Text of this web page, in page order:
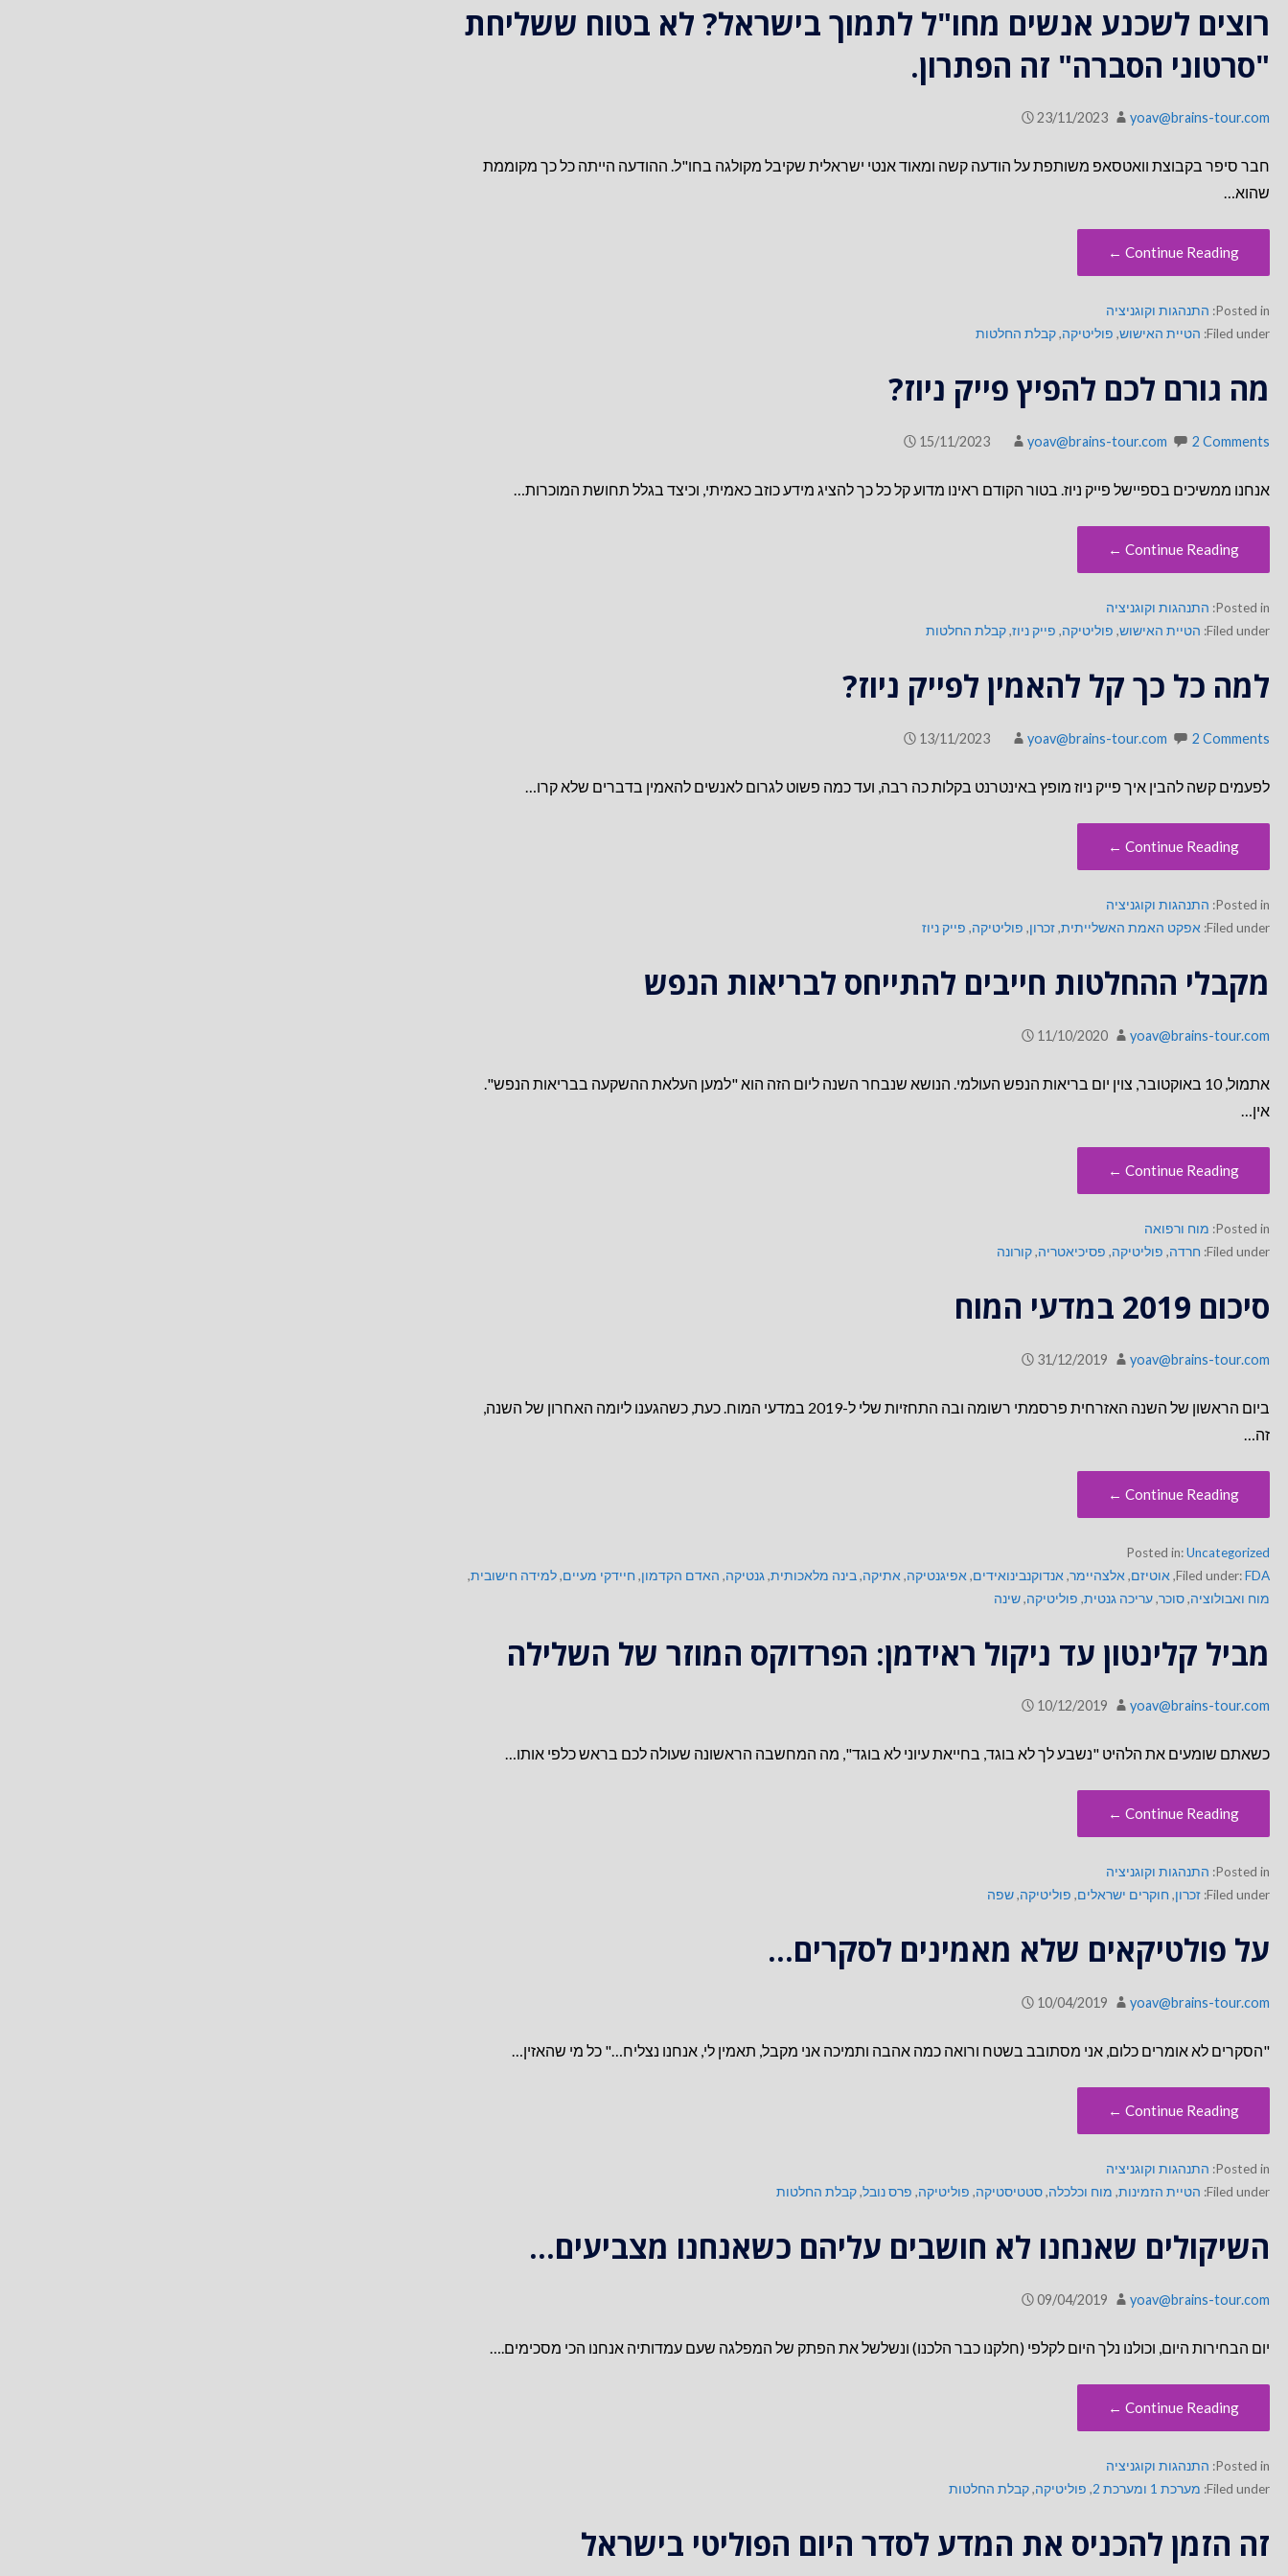
רוצים לשכנע אנשים מחו"ל לתמוך בישראל? לא בטוח ששליחת
"סרטוני הסברה" זה הפתרון.
23/11/2023 yoav@brains-tour.com
חבר סיפר בקבוצת וואטסאפ משותפת על הודעה קשה ומאוד אנטי ישראלית שקיבל מקולגה בחו"ל. ההודעה הייתה כל כך מקוממת
שהוא…
Continue Reading ←
Posted in: התנהגות וקוגניציה
Filed under: הטיית האישוש, פוליטיקה,קבלת החלטות
מה גורם לכם להפיץ פייק ניוז?
15/11/2023 yoav@brains-tour.com 2 Comments
אנחנו ממשיכים בספיישל פייק ניוז. בטור הקודם ראינו מדוע קל כל כך להציג מידע כוזב כאמיתי, וכיצד בגלל תחושת המוכרות…
Continue Reading ←
Posted in: התנהגות וקוגניציה
Filed under: הטיית האישוש, פוליטיקה, פייק ניוז,קבלת החלטות
למה כל כך קל להאמין לפייק ניוז?
13/11/2023 yoav@brains-tour.com 2 Comments
לפעמים קשה להבין איך פייק ניוז מופץ באינטרנט בקלות כה רבה, ועד כמה פשוט לגרום לאנשים להאמין בדברים שלא קרו…
Continue Reading ←
Posted in: התנהגות וקוגניציה
Filed under: אפקט האמת האשלייתית,זכרון, פוליטיקה, פייק ניוז
מקבלי ההחלטות חייבים להתייחס לבריאות הנפש
11/10/2020 yoav@brains-tour.com
אתמול, 10 באוקטובר, צוין יום בריאות הנפש העולמי. הנושא שנבחר השנה ליום הזה הוא "למען העלאת ההשקעה בבריאות הנפש".
אין…
Continue Reading ←
Posted in: מוח ורפואה
Filed under: חרדה, פוליטיקה, פסיכיאטריה,קורונה
סיכום 2019 במדעי המוח
31/12/2019 yoav@brains-tour.com
ביום הראשון של השנה האזרחית פרסמתי רשומה ובה התחזיות שלי ל-2019 במדעי המוח. כעת, כשהגענו ליומה האחרון של השנה,
זה…
Continue Reading ←
Posted in:Uncategorized
Filed under:FDA
, אוטיזם, אלצהיימר, אנדוקנבינואידים, אפיגנטיקה, אתיקה,בינה מלאכותית,גנטיקה, האדם הקדמון, חיידקי מעיים,למידה חישובית,
מוח ואבולוציה,סוכר,עריכה גנטית, פוליטיקה,שינה
מביל קלינטון עד ניקול ראידמן: הפרדוקס המוזר של השלילה
10/12/2019 yoav@brains-tour.com
כשאתם שומעים את הלהיט "נשבע לך לא בוגד, בחייאת עיוני לא בוגד", מה המחשבה הראשונה שעולה לכם בראש כלפי אותו…
Continue Reading ←
Posted in: התנהגות וקוגניציה
Filed under: זכרון, חוקרים ישראלים, פוליטיקה,שפה
על פולטיקאים שלא מאמינים לסקרים…
10/04/2019 yoav@brains-tour.com
"הסקרים לא אומרים כלום, אני מסתובב בשטח ורואה כמה אהבה ותמיכה אני מקבל, תאמין לי, אנחנו נצליח…" כל מי שהאזין…
Continue Reading ←
Posted in: התנהגות וקוגניציה
Filed under: הטיית הזמינות, מוח וכלכלה,סטטיסטיקה, פוליטיקה, פרס נובל,קבלת החלטות
השיקולים שאנחנו לא חושבים עליהם כשאנחנו מצביעים…
09/04/2019 yoav@brains-tour.com
יום הבחירות היום, וכולנו נלך היום לקלפי (חלקנו כבר הלכנו) ונשלשל את הפתק של המפלגה שעם עמדותיה אנחנו הכי מסכימים.…
Continue Reading ←
Posted in: התנהגות וקוגניציה
Filed under: מערכת 1 ומערכת 2 , פוליטיקה,קבלת החלטות
זה הזמן להכניס את המדע לסדר היום הפוליטי בישראל